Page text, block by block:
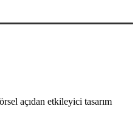
açıdan etkileyici tasarım